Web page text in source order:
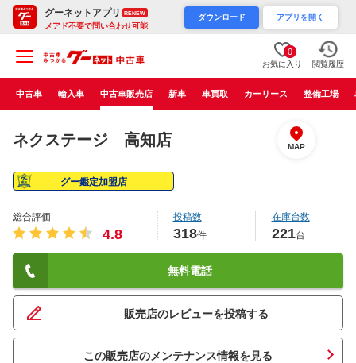
グーネットアプリ RENEW
メアド不要で問い合わせ可能
ダウンロード アプリを開く
0
お気に入り 閲覧履歴
中古車 輸入車 中古車販売店 新車 車買取 カーリース 整備工場
ネクステージ 高知店 MAP
グー鑑定加盟店
総合評価
4.8
投稿数
318件
在庫台数
221台
無料電話
販売店のレビューを投稿する
この販売店のメンテナンス情報を見る